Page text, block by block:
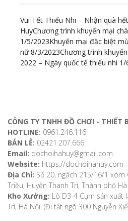
Vui Tết Thiếu Nhi – Nhận quà
HuyChương trình khuyến mại
1/5/2023Khuyến mại đặc biệt
nữ 8/3/2023Chương trình
2022 – Ngày quốc tế thiếu nhi 1/
CÔNG TY TNHH ĐỒ CHƠI - THIẾT
HOTLINE: 0961.246.116
BÁN LẺ: 02421.207.666
Email: dochoihahuy@gmail.com
Website: https://dochoihahuy.com
Địa Chỉ: Số 20, ngách 215/16/1 xóm
Triều, Huyện Thanh Trì, Thành phố
Kho Xưởng: Lô D3-4 Cụm sản xuất
Trì, Hà Nội. (Đi tắt ngõ 300 Nguyễn